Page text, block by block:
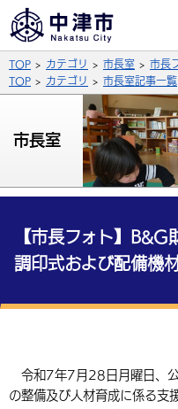
ふり
文
拡大
英語（English）
公式SNS
X
サイト内検索
総合メニュー
くらしの情報
届出・登録・証明
税金
事業者の方へ
農林水産業
施設情報
観光・移住
TOP カテゴリ 市長室 市長
TOP
カテゴリ 市長室記事一覧
市長室
【市長フォト】B&G
調印式および配備機
令和7年7月28日月曜日、
の整備及び人材育成に係る支